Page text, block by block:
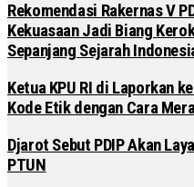
Rekomendasi Rakernas V
Kekuasaan Jadi Biang
Sepanjang Sejarah
Ketua KPU RI di Laporkan
Kode Etik dengan Cara
Djarot Sebut PDIP Akan
PTUN